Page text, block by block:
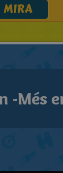
MIRA
-Més